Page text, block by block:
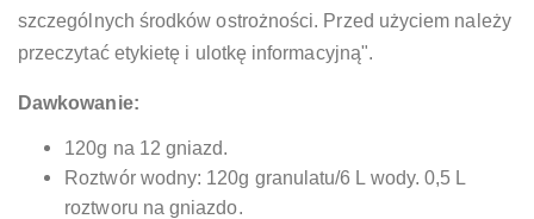
szczególnych środków ostrożności. Przed użyciem należy
przeczytać etykietę i ulotkę informacyjną".
Dawkowanie:
120g na 12 gniazd.
Roztwór wodny: 120g granulatu/6 L wody. 0,5 L
roztworu na gniazdo.